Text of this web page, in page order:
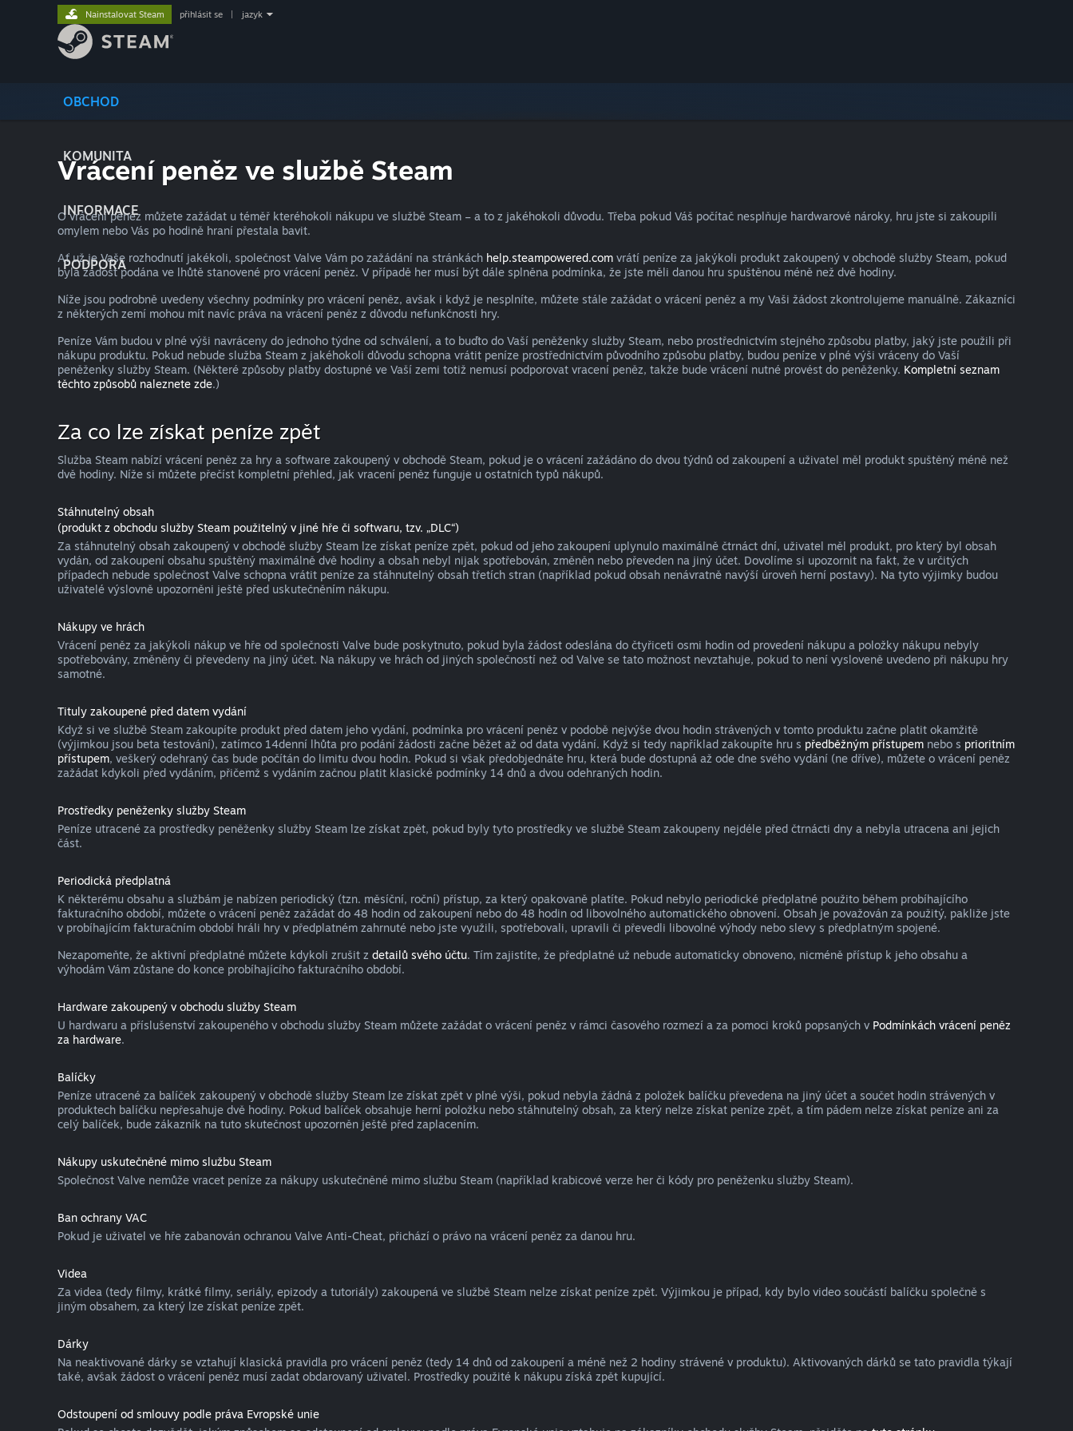
OBCHOD
KOMUNITA
INFORMACE
PODPORA
Nainstalovat Steam přihlásit se jazyk
Vrácení peněz ve službě Steam
O vrácení peněz můžete zažádat u téměř kteréhokoli nákupu ve službě Steam – a to z jakéhokoli důvodu. Třeba pokud Váš počítač nesplňuje hardwarové nároky, hru jste si zakoupili
omylem nebo Vás po hodině hraní přestala bavit.
Ať už je Vaše rozhodnutí jakékoli, společnost Valve Vám po zažádání na stránkách help.steampowered.com vrátí peníze za jakýkoli produkt zakoupený v obchodě služby Steam, pokud
byla žádost podána ve lhůtě stanovené pro vrácení peněz. V případě her musí být dále splněna podmínka, že jste měli danou hru spuštěnou méně než dvě hodiny.
Níže jsou podrobně uvedeny všechny podmínky pro vrácení peněz, avšak i když je nesplníte, můžete stále zažádat o vrácení peněz a my Vaši žádost zkontrolujeme manuálně. Zákazníci
z některých zemí mohou mít navíc práva na vrácení peněz z důvodu nefunkčnosti hry.
Peníze Vám budou v plné výši navráceny do jednoho týdne od schválení, a to buďto do Vaší peněženky služby Steam, nebo prostřednictvím stejného způsobu platby, jaký jste použili při
nákupu produktu. Pokud nebude služba Steam z jakéhokoli důvodu schopna vrátit peníze prostřednictvím původního způsobu platby, budou peníze v plné výši vráceny do Vaší
peněženky služby Steam. (Některé způsoby platby dostupné ve Vaší zemi totiž nemusí podporovat vracení peněz, takže bude vrácení nutné provést do peněženky. Kompletní seznam
těchto způsobů naleznete zde.)
Za co lze získat peníze zpět
Služba Steam nabízí vrácení peněz za hry a software zakoupený v obchodě Steam, pokud je o vrácení zažádáno do dvou týdnů od zakoupení a uživatel měl produkt spuštěný méně než
dvě hodiny. Níže si můžete přečíst kompletní přehled, jak vracení peněz funguje u ostatních typů nákupů.
Stáhnutelný obsah
(produkt z obchodu služby Steam použitelný v jiné hře či softwaru, tzv. „DLC“)
Za stáhnutelný obsah zakoupený v obchodě služby Steam lze získat peníze zpět, pokud od jeho zakoupení uplynulo maximálně čtrnáct dní, uživatel měl produkt, pro který byl obsah
vydán, od zakoupení obsahu spuštěný maximálně dvě hodiny a obsah nebyl nijak spotřebován, změněn nebo převeden na jiný účet. Dovolíme si upozornit na fakt, že v určitých
případech nebude společnost Valve schopna vrátit peníze za stáhnutelný obsah třetích stran (například pokud obsah nenávratně navýší úroveň herní postavy). Na tyto výjimky budou
uživatelé výslovně upozorněni ještě před uskutečněním nákupu.
Nákupy ve hrách
Vrácení peněz za jakýkoli nákup ve hře od společnosti Valve bude poskytnuto, pokud byla žádost odeslána do čtyřiceti osmi hodin od provedení nákupu a položky nákupu nebyly
spotřebovány, změněny či převedeny na jiný účet. Na nákupy ve hrách od jiných společností než od Valve se tato možnost nevztahuje, pokud to není vysloveně uvedeno při nákupu hry
samotné.
Tituly zakoupené před datem vydání
Když si ve službě Steam zakoupíte produkt před datem jeho vydání, podmínka pro vrácení peněz v podobě nejvýše dvou hodin strávených v tomto produktu začne platit okamžitě
(výjimkou jsou beta testování), zatímco 14denní lhůta pro podání žádosti začne běžet až od data vydání. Když si tedy například zakoupíte hru s předběžným přístupem nebo s prioritním
přístupem, veškerý odehraný čas bude počítán do limitu dvou hodin. Pokud si však předobjednáte hru, která bude dostupná až ode dne svého vydání (ne dříve), můžete o vrácení peněz
zažádat kdykoli před vydáním, přičemž s vydáním začnou platit klasické podmínky 14 dnů a dvou odehraných hodin.
Prostředky peněženky služby Steam
Peníze utracené za prostředky peněženky služby Steam lze získat zpět, pokud byly tyto prostředky ve službě Steam zakoupeny nejdéle před čtrnácti dny a nebyla utracena ani jejich
část.
Periodická předplatná
K některému obsahu a službám je nabízen periodický (tzn. měsíční, roční) přístup, za který opakovaně platíte. Pokud nebylo periodické předplatné použito během probíhajícího
fakturačního období, můžete o vrácení peněz zažádat do 48 hodin od zakoupení nebo do 48 hodin od libovolného automatického obnovení. Obsah je považován za použitý, pakliže jste
v probíhajícím fakturačním období hráli hry v předplatném zahrnuté nebo jste využili, spotřebovali, upravili či převedli libovolné výhody nebo slevy s předplatným spojené.
Nezapomeňte, že aktivní předplatné můžete kdykoli zrušit z detailů svého účtu. Tím zajistíte, že předplatné už nebude automaticky obnoveno, nicméně přístup k jeho obsahu a
výhodám Vám zůstane do konce probíhajícího fakturačního období.
Hardware zakoupený v obchodu služby Steam
U hardwaru a příslušenství zakoupeného v obchodu služby Steam můžete zažádat o vrácení peněz v rámci časového rozmezí a za pomoci kroků popsaných v Podmínkách vrácení peněz
za hardware.
Balíčky
Peníze utracené za balíček zakoupený v obchodě služby Steam lze získat zpět v plné výši, pokud nebyla žádná z položek balíčku převedena na jiný účet a součet hodin strávených v
produktech balíčku nepřesahuje dvě hodiny. Pokud balíček obsahuje herní položku nebo stáhnutelný obsah, za který nelze získat peníze zpět, a tím pádem nelze získat peníze ani za
celý balíček, bude zákazník na tuto skutečnost upozorněn ještě před zaplacením.
Nákupy uskutečněné mimo službu Steam
Společnost Valve nemůže vracet peníze za nákupy uskutečněné mimo službu Steam (například krabicové verze her či kódy pro peněženku služby Steam).
Ban ochrany VAC
Pokud je uživatel ve hře zabanován ochranou Valve Anti-Cheat, přichází o právo na vrácení peněz za danou hru.
Videa
Za videa (tedy filmy, krátké filmy, seriály, epizody a tutoriály) zakoupená ve službě Steam nelze získat peníze zpět. Výjimkou je případ, kdy bylo video součástí balíčku společně s
jiným obsahem, za který lze získat peníze zpět.
Dárky
Na neaktivované dárky se vztahují klasická pravidla pro vrácení peněz (tedy 14 dnů od zakoupení a méně než 2 hodiny strávené v produktu). Aktivovaných dárků se tato pravidla týkají
také, avšak žádost o vrácení peněz musí zadat obdarovaný uživatel. Prostředky použité k nákupu získá zpět kupující.
Odstoupení od smlouvy podle práva Evropské unie